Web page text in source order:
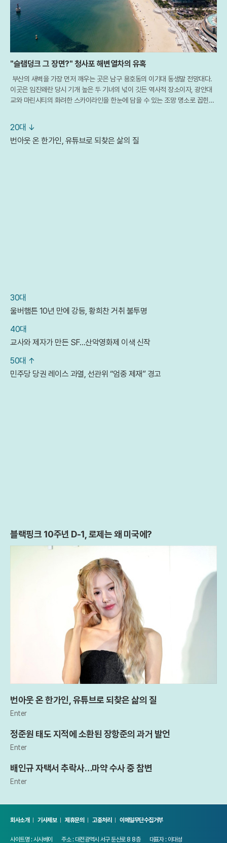
"슬램덩크 그 장면?" 청사포 해변열차의 유혹
부산의 새벽을 가장 먼저 깨우는 곳은 남구 용호동의 이기대 동생말 전망대다.
이곳은 임진왜란 당시 기개 높은 두 기녀의 넋이 깃든 역사적 장소이자, 광안대
교와 마린시티의 화려한 스카이라인을 한눈에 담을 수 있는 조망 명소로 꼽힌다.
20대 ↓
번아웃 온 한가인, 유튜브로 되찾은 삶의 질
30대
울버햄튼 10년 만에 강등, 황희찬 거취 불투명
40대
교사와 제자가 만든 SF…산악영화제 이색 신작
50대 ↑
민주당 당권 레이스 과열, 선관위 “엄중 제재” 경고
블랙핑크 10주년 D-1, 로제는 왜 미국에?
번아웃 온 한가인, 유튜브로 되찾은 삶의 질
Enter
정준원 태도 지적에 소환된 장항준의 과거 발언
Enter
배인규 자택서 추락사…마약 수사 중 참변
Enter
회사소개 기사제보 제휴문의 고충처리 이메일무단수집거부
사이트명 : 시사베이 주소 : 대전광역시 서구 둔산로 8 8층 대표자 : 이대성